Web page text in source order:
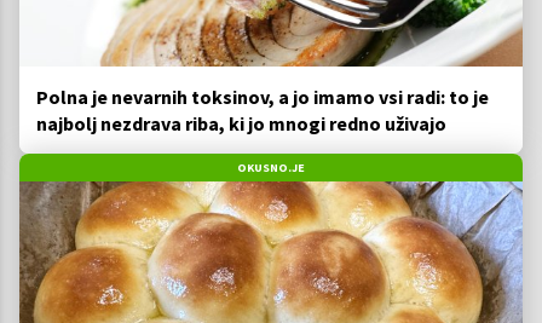
Polna je nevarnih toksinov, a jo imamo vsi radi: to je
najbolj nezdrava riba, ki jo mnogi redno uživajo
OKUSNO.JE